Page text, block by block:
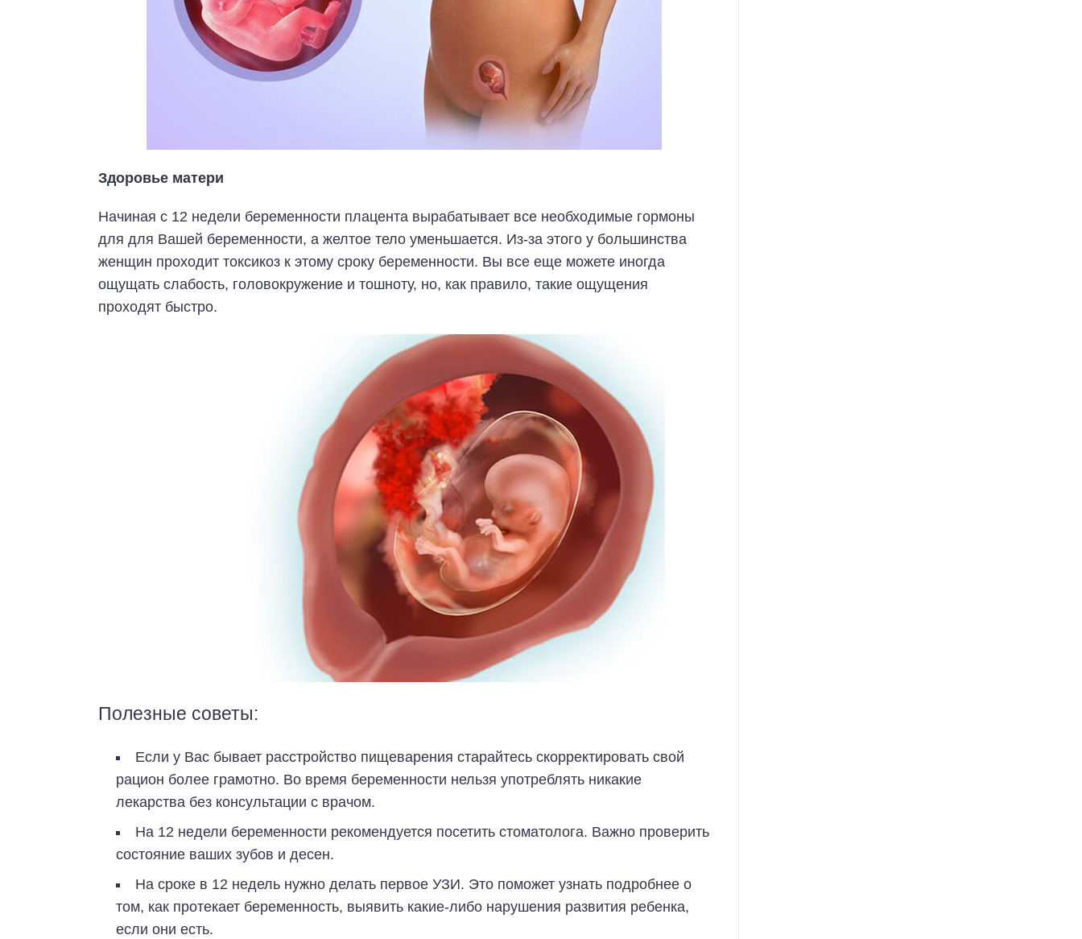
Здоровье матери
Начиная с 12 недели беременности плацента вырабатывает все необходимые гормоны
для для Вашей беременности, а желтое тело уменьшается. Из-за этого у большинства
женщин проходит токсикоз к этому сроку беременности. Вы все еще можете иногда
ощущать слабость, головокружение и тошноту, но, как правило, такие ощущения
проходят быстро.
Полезные советы:
Если у Вас бывает расстройство пищеварения старайтесь скорректировать свой
рацион более грамотно. Во время беременности нельзя употреблять никакие
лекарства без консультации с врачом.
На 12 недели беременности рекомендуется посетить стоматолога. Важно проверить
состояние ваших зубов и десен.
На сроке в 12 недель нужно делать первое УЗИ. Это поможет узнать подробнее о
том, как протекает беременность, выявить какие-либо нарушения развития ребенка,
если они есть.